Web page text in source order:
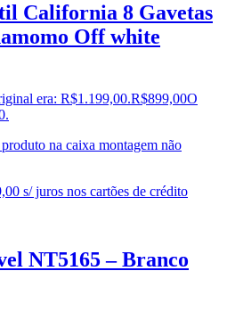
California 8 Gavetas
Off white
era: R$1.199,00.R$899,00O
na caixa montagem não
s/ juros nos cartões de crédito
NT5165 – Branco